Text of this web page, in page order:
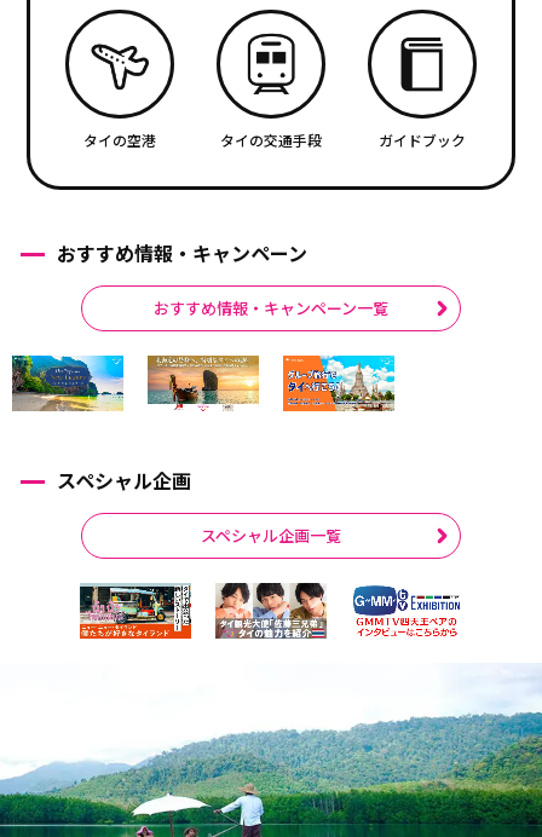
タイの空港 タイの交通手段 ガイドブック
おすすめ情報・キャンペーン
おすすめ情報・キャンペーン一覧
スペシャル企画
スペシャル企画一覧